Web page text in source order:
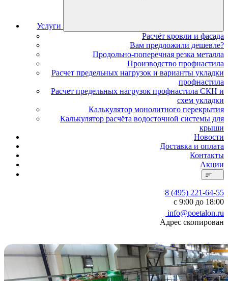
Услуги
Расчёт кровли и фасада
Вам предложили дешевле?
Продольно-поперечная резка металла
Производство профнастила
Расчет предельных нагрузок и варианты укладки
профнастила
Расчет предельных нагрузок профнастила СКН и
схем укладки
Калькулятор монолитного перекрытия
Калькулятор расчёта водосточной системы для
крыши
Новости
Доставка и оплата
Контакты
Акции
8 (495) 221-64-55
с 9:00 до 18:00
info@poetalon.ru
Адрес скопирован